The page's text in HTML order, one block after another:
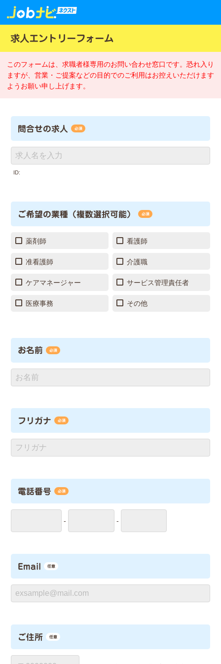
求人エントリーフォーム
このフォームは、求職者様専用のお問い合わせ窓口です。恐れ入り
ますが、営業・ご提案などの目的でのご利用はお控えいただけます
ようお願い申し上げます。
問合せの求人 必須
ID:
ご希望の業種（複数選択可能） 必須
薬剤師 看護師
准看護師 介護職
ケアマネージャー サービス管理責任者
医療事務 その他
お名前 必須
フリガナ 必須
電話番号 必須
- -
Email 任意
ご住所 任意